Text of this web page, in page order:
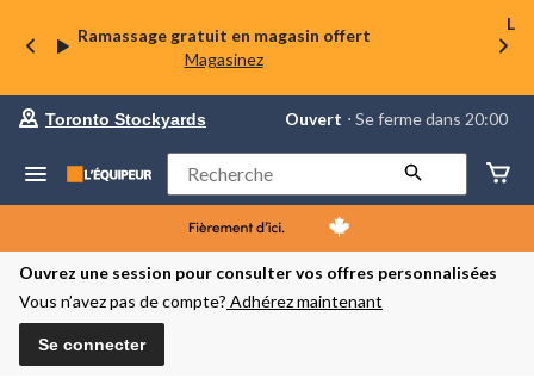
Ramassage gratuit en magasin offert
Magasinez
La
votre
préféré
Toronto
Stockyards,
courament
Ouvert,
Se
dans
Toronto Stockyards Ouvert ⋅ Se ferme dans 20:00
Rechercher
Ouvrez une session pour consulter vos offres personnalisées
Vous n’avez pas de compte? Adhérez maintenant
Se connecter